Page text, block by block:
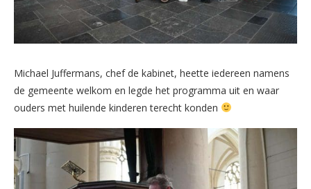
Michael Juffermans, chef de kabinet, heette iedereen namens
de gemeente welkom en legde het programma uit en waar
ouders met huilende kinderen terecht konden